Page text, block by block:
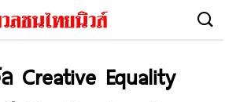
Creative Equality